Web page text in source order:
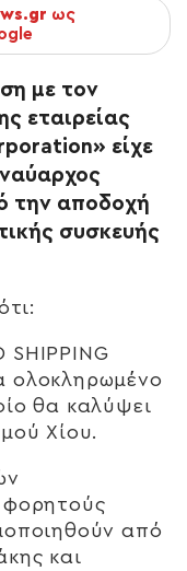
ως
με τον
εταιρείας
είχε
την αποδοχή
συσκευής
SHIPPING
ολοκληρωμένο
θα καλύψει
Χίου.
φορητούς
από
και